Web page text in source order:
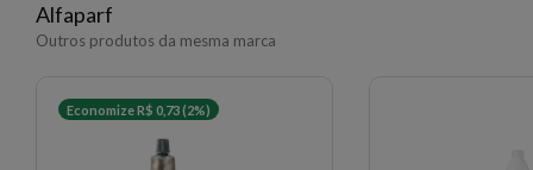
Alfaparf
Outros produtos da mesma marca
Economize R$ 0,73 (2%)